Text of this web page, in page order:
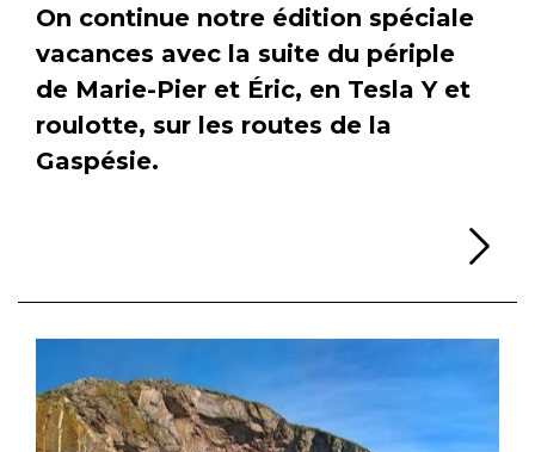
On continue notre édition spéciale
vacances avec la suite du périple
de Marie-Pier et Éric, en Tesla Y et
roulotte, sur les routes de la
Gaspésie.